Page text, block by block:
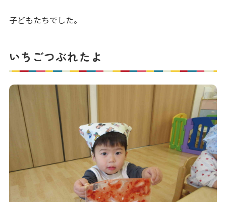
子どもたちでした。
いちごつぶれたよ